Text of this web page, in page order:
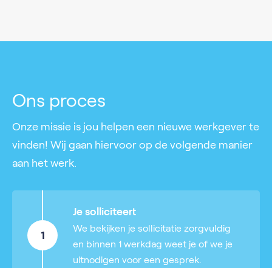
Ons proces
Onze missie is jou helpen een nieuwe werkgever te
vinden! Wij gaan hiervoor op de volgende manier
aan het werk.
1
Je solliciteert
We bekijken je sollicitatie zorgvuldig
en binnen 1 werkdag weet je of we je
uitnodigen voor een gesprek.